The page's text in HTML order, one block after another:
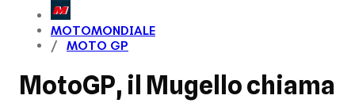
MOTOMONDIALE
MOTO GP
MotoGP, il Mugello chiama